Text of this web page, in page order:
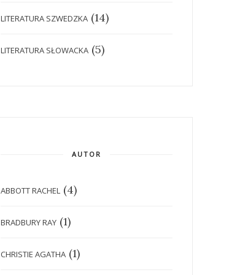
LITERATURA SZWEDZKA (14)
LITERATURA SŁOWACKA (5)
AUTOR
ABBOTT RACHEL (4)
BRADBURY RAY (1)
CHRISTIE AGATHA (1)